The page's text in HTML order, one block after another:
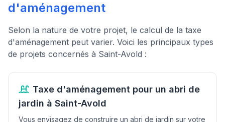
d'aménagement
Selon la nature de votre projet, le calcul de la taxe
d'aménagement peut varier. Voici les principaux types
de projets concernés à Saint-Avold :
Taxe d'aménagement pour un abri de
jardin à Saint-Avold
Vous envisagez de construire un abri de jardin sur votre